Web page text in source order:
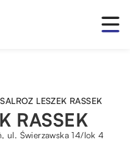
SALROZ LESZEK RASSEK
RASSEK
ul. Świerzawska 14/lok 4